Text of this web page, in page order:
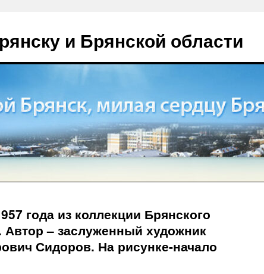
и Брянской области
года из коллекции Брянского
Автор – заслуженный художник
Сидоров. На рисунке-начало